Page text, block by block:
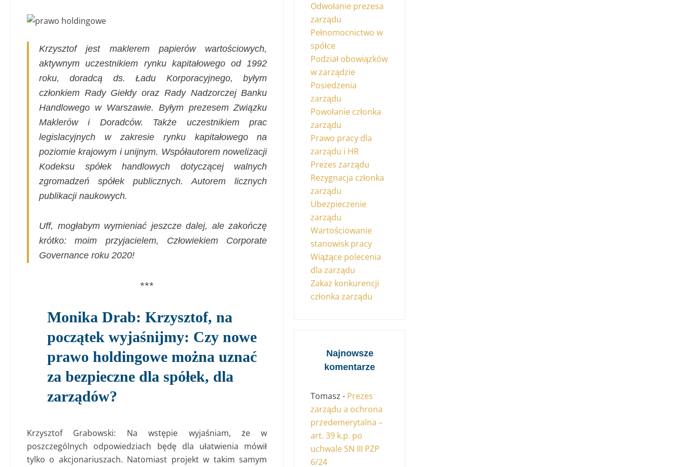
Krzysztof jest maklerem papierów wartościowych,
aktywnym uczestnikiem rynku kapitałowego od 1992
roku, doradcą ds. Ładu Korporacyjnego, byłym
członkiem Rady Giełdy oraz Rady Nadzorczej Banku
Handlowego w Warszawie. Byłym prezesem Związku
Maklerów i Doradców. Także uczestnikiem prac
legislacyjnych w zakresie rynku kapitałowego na
poziomie krajowym i unijnym. Współautorem nowelizacji
Kodeksu spółek handlowych dotyczącej walnych
zgromadzeń spółek publicznych. Autorem licznych
publikacji naukowych.
Uff, mogłabym wymieniać jeszcze dalej, ale zakończę
krótko: moim przyjacielem, Człowiekiem Corporate
Governance roku 2020!
***
Monika Drab: Krzysztof, na
początek wyjaśnijmy: Czy nowe
prawo holdingowe można uznać
za bezpieczne dla spółek, dla
zarządów?
Krzysztof Grabowski: Na wstępie wyjaśniam, że w
poszczególnych odpowiedziach będę dla ułatwienia mówił
tylko o akcjonariuszach. Natomiast projekt w takim samym
Odwołanie prezesa
zarządu
Pełnomocnictwo w
spółce
Podział obowiązków
w zarządzie
Posiedzenia
zarządu
Powołanie członka
zarządu
Prawo pracy dla
zarządu i HR
Prezes zarządu
Rezygnacja członka
zarządu
Ubezpieczenie
zarządu
Wartościowanie
stanowisk pracy
Wiążące polecenia
dla zarządu
Zakaz konkurencji
członka zarządu
Najnowsze
komentarze
Tomasz - Prezes
zarządu a ochrona
przedemerytalna –
art. 39 k.p. po
uchwale SN III PZP
6/24